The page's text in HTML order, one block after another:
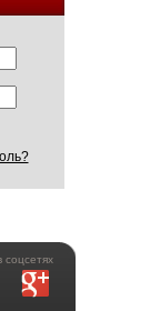
соцсетях